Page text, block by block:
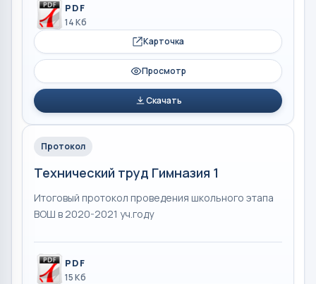
PDF
14 Кб
Карточка
Просмотр
Скачать
Протокол
Технический труд Гимназия 1
Итоговый протокол проведения школьного этапа
ВОШ в 2020-2021 уч.году
PDF
15 Кб